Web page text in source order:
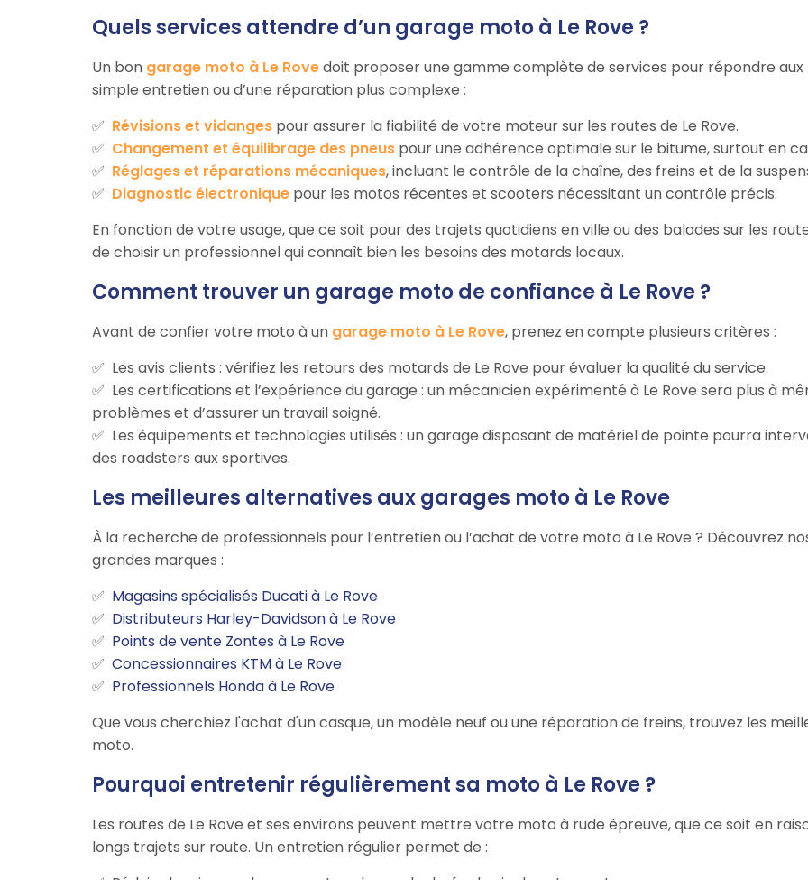
Quels services attendre d’un garage moto à Le Rove ?
Un bon garage moto à Le Rovedoit proposer une gamme complète de services pour répondre aux
simple entretien ou d’une réparation plus complexe :
Révisions et vidanges pour assurer la fiabilité de votre moteur sur les routes de Le Rove.
Changement et équilibrage des pneus pour une adhérence optimale sur le bitume, surtout en
Réglages et réparations mécaniques, incluant le contrôle de la chaîne, des freins et de la
Diagnostic électronique pour les motos récentes et scooters nécessitant un contrôle précis.
En fonction de votre usage, que ce soit pour des trajets quotidiens en ville ou des balades sur les
de choisir un professionnel qui connaît bien les besoins des motards locaux.
Comment trouver un garage moto de confiance à Le Rove ?
Avant de confier votre moto à un garage moto à Le Rove, prenez en compte plusieurs critères :
Les avis clients : vérifiez les retours des motards de Le Rove pour évaluer la qualité du service.
Les certifications et l’expérience du garage : un mécanicien expérimenté à Le Rove sera plus à
problèmes et d’assurer un travail soigné.
Les équipements et technologies utilisés : un garage disposant de matériel de pointe pourra
des roadsters aux sportives.
Les meilleures alternatives aux garages moto à Le Rove
À la recherche de professionnels pour l’entretien ou l’achat de votre moto à Le Rove ? Découvrez
grandes marques :
Magasins spécialisés Ducati à Le Rove
Distributeurs Harley-Davidson à Le Rove
Points de vente Zontes à Le Rove
Concessionnaires KTM à Le Rove
Professionnels Honda à Le Rove
Que vous cherchiez l'achat d'un casque, un modèle neuf ou une réparation de freins, trouvez les
moto.
Pourquoi entretenir régulièrement sa moto à Le Rove ?
Les routes de Le Rove et ses environs peuvent mettre votre moto à rude épreuve, que ce soit en
longs trajets sur route. Un entretien régulier permet de :